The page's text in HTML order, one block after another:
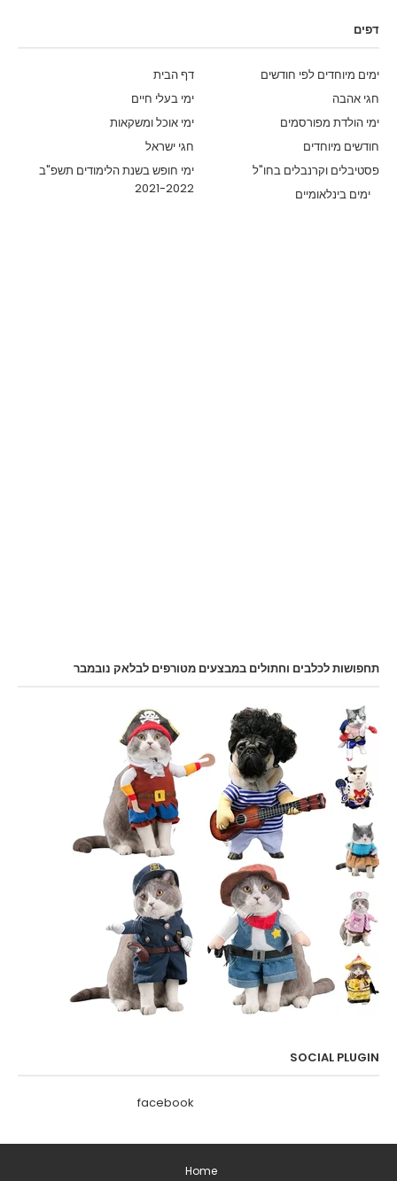
דפים
דף הבית
ימים מיוחדים לפי חודשים
ימי בעלי חיים
חגי אהבה
ימי אוכל ומשקאות
ימי הולדת מפורסמים
חגי ישראל
חודשים מיוחדים
ימי חופש בשנת הלימודים תשפ"ב
2021-2022
פסטיבלים וקרנבלים בחו"ל
ימים בינלאומיים
תחפושות לכלבים וחתולים במבצעים מטורפים לבלאק נובמבר
SOCIAL PLUGIN
facebook
Home